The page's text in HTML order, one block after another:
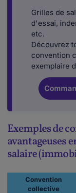
Grilles de
d'essai,
etc.
Découvrez
convention
exemplaire
Exemples de
avantageuses
salaire
Convention
collective